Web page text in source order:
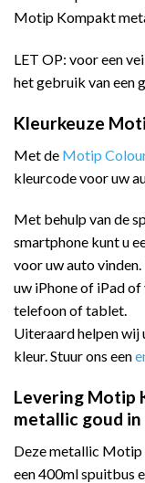
Motip Kompakt
LET OP: voor een
het gebruik van een
Kleurkeuze
Met de Motip
kleurcode voor uw
Met behulp van de
smartphone kunt u
voor uw auto
uw iPhone of iPad
telefoon of tablet.
Uiteraard helpen wij
kleur. Stuur ons een
Levering Motip
metallic goud
Deze metallic
een 400ml spuitbus